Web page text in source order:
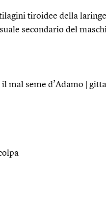
tiroidee della
secondario del
mal seme d’Adamo |